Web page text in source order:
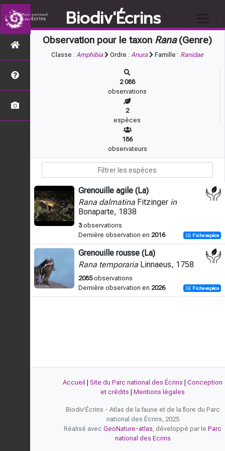
Biodiv'Écrins
Observation pour le taxon Rana(Genre)
Classe : Amphibia Ordre : Anura Famille : Ranidae
2 088
observations
2
espèces
186
observateurs
Grenouille agile (La)
Rana dalmatina Fitzinger in
Bonaparte, 1838
3observations
Dernière observation en 2016 Fiche espèce
Grenouille rousse (La)
Rana temporaria Linnaeus, 1758
2085observations
Dernière observation en 2026 Fiche espèce
Accueil Site du Parc national des Écrins
Conception
et crédits
Mentions légales
Biodiv'Écrins - Atlas de la faune et de la flore du Parc
national des Écrins, 2025
Réalisé avec GeoNature-atlas, développé par le Parc
national des Ecrins